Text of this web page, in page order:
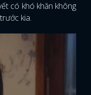
có khó khăn không
kia.